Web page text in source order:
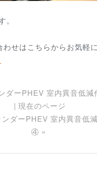
。
せはこちらからお気軽
ダーPHEV 室内異音低
現在のページ
ダーPHEV 室内異音低
④ »